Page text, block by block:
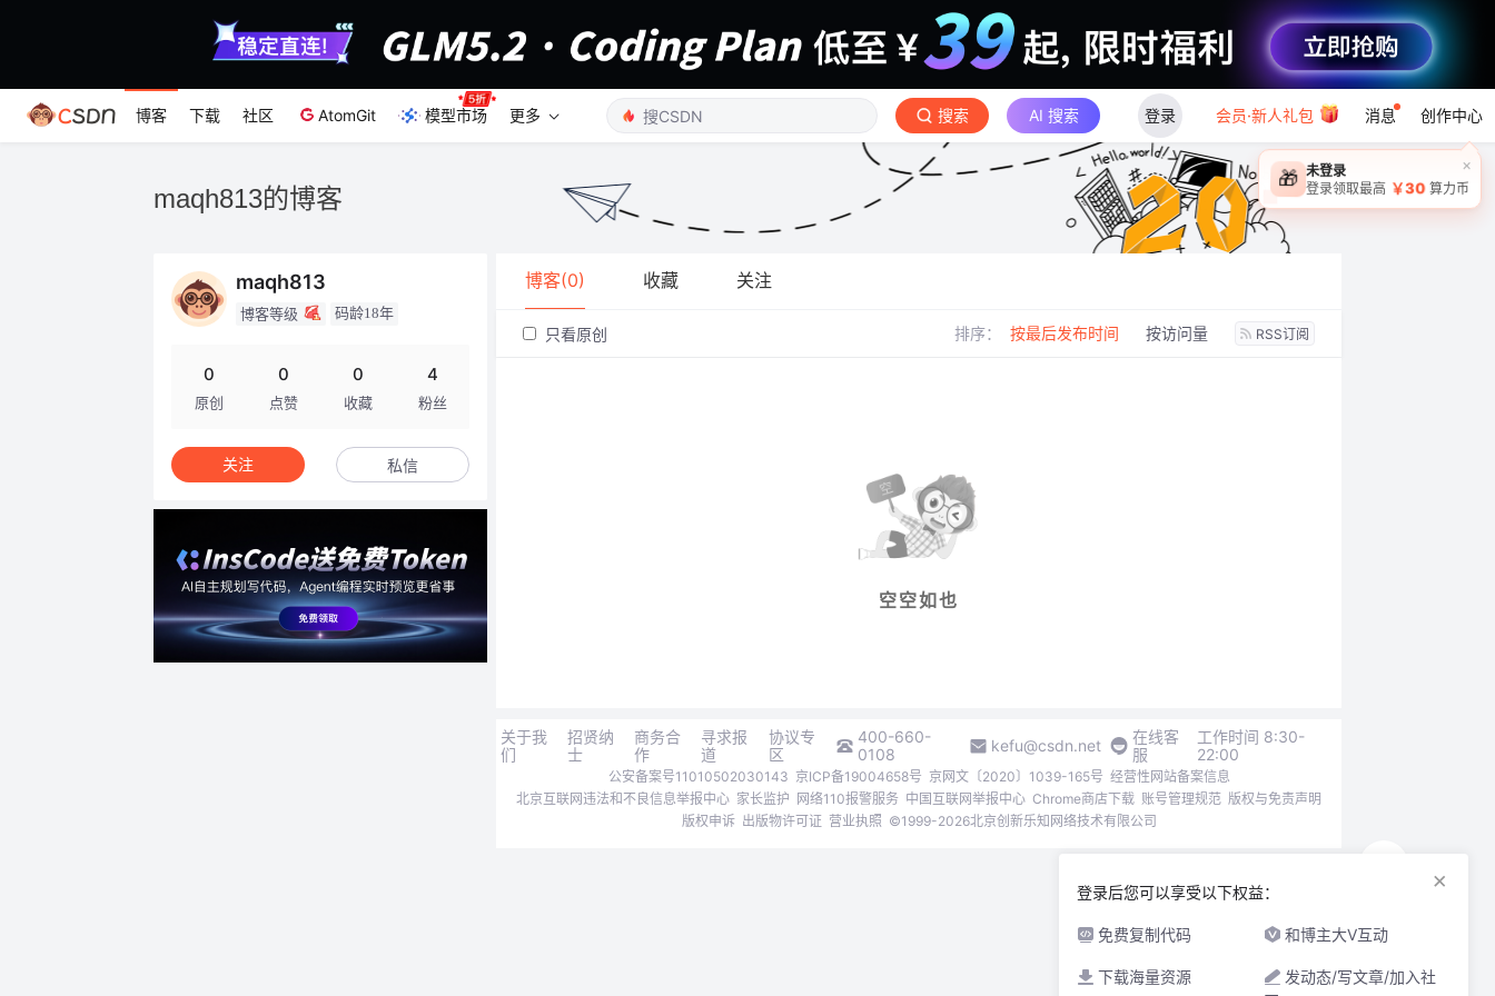
博客 下载 社区 AtomGit 模型市场 更多 搜索 AI 搜索 登录 会员·新人礼包 消息 创作中心
×
🎁 未登录
登录领取最高 ￥30 算力币
登录后您可以享受以下权益：
免费复制代码 和博主大V互动
下载海量资源
发动态/写文章/加入社
×
maqh813的博客
博客(0) 收藏 关注
只看原创 排序： 按最后发布时间 按访问量 RSS订阅
空空如也
关于我
们
招贤纳
士
商务合
作
寻求报
道
协议专
区
400-660-
0108
kefu@csdn.net
在线客
服
工作时间 8:30-
22:00
公安备案号11010502030143 京ICP备19004658号 京网文〔2020〕1039-165号 经营性网站备案信息
北京互联网违法和不良信息举报中心 家长监护 网络110报警服务 中国互联网举报中心 Chrome商店下载 账号管理规范 版权与免责声明
版权申诉 出版物许可证 营业执照 ©1999-2026北京创新乐知网络技术有限公司
maqh813
博客等级 码龄18年
0
原创
0
点赞
0
收藏
4
粉丝
关注 私信